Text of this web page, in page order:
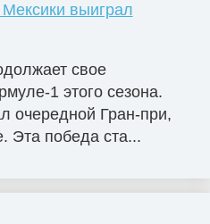
выиграл
свое
1 этого сезона.
очередной Гран-при,
Эта победа ста...